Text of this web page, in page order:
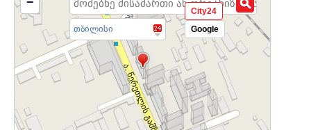
თბილისი
City24
Google